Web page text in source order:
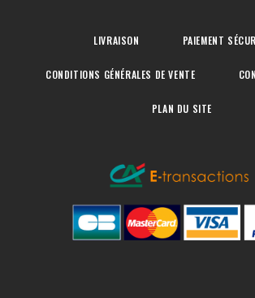
LIVRAISON PAIEMENT
CONDITIONS GÉNÉRALES DE VENTE
PLAN DU SITE